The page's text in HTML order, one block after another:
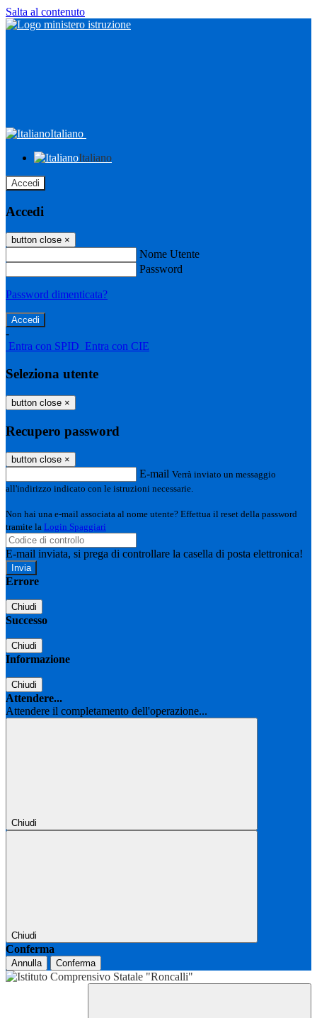
Salta al contenuto
Italiano
Italiano
Accedi
Accedi
button close ×
Nome Utente
Password
Password dimenticata?
-
Entra con SPID Entra con CIE
Seleziona utente
button close ×
Recupero password
button close ×
E-mail Verrà inviato un messaggio
all'indirizzo indicato con le istruzioni necessarie.
Non hai una e-mail associata al nome utente? Effettua il reset della password
tramite la Login Spaggiari
E-mail inviata, si prega di controllare la casella di posta elettronica!
Errore
Chiudi
Successo
Chiudi
Informazione
Chiudi
Attendere...
Attendere il completamento dell'operazione...
Chiudi
Chiudi
Conferma
Annulla Conferma